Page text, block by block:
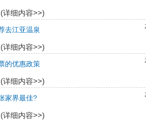
详细内容>>)
去江亚温泉
详细内容>>)
的优惠政策
详细内容>>)
家界最佳?
详细内容>>)